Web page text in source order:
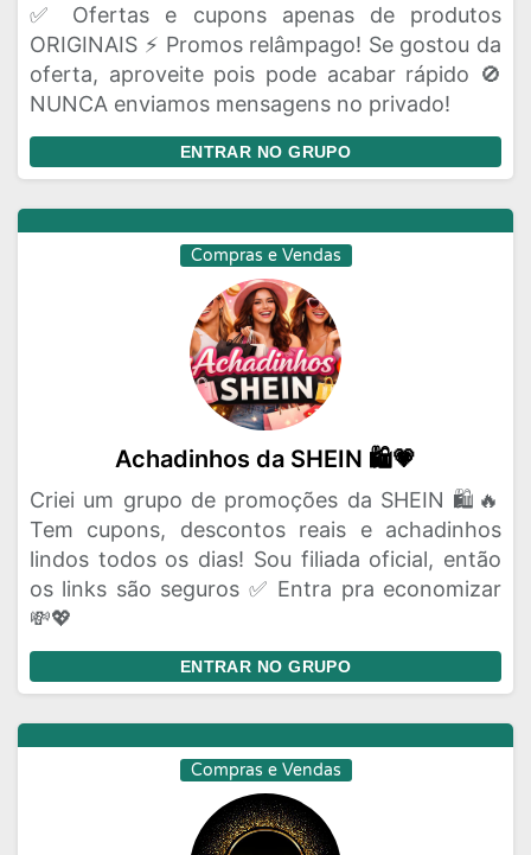
✅ Ofertas e cupons apenas de produtos
ORIGINAIS ⚡ Promos relâmpago! Se gostou da
oferta, aproveite pois pode acabar rápido 🚫
NUNCA enviamos mensagens no privado!
ENTRAR NO GRUPO
Compras e Vendas
Achadinhos da SHEIN 🛍️💗
Criei um grupo de promoções da SHEIN 🛍️🔥
Tem cupons, descontos reais e achadinhos
lindos todos os dias! Sou filiada oficial, então
os links são seguros ✅ Entra pra economizar
💸💖
ENTRAR NO GRUPO
Compras e Vendas